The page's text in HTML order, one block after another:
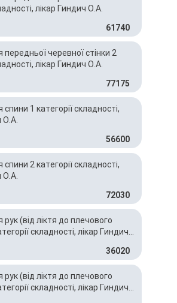
лікар Гиндич О.А.
61740
передньої черевної стінки 2
лікар Гиндич О.А.
77175
спини 1 категорії складності,
О.А.
56600
спини 2 категорії складності,
О.А.
72030
рук (від ліктя до плечового
складності, лікар Гиндич
36020
рук (від ліктя до плечового
складності, лікар Гиндич